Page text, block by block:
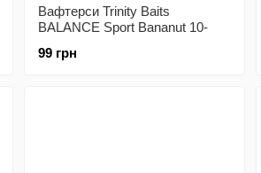
Вафтерси Trinity Baits
BALANCE Sport Bananut 10-
99 грн